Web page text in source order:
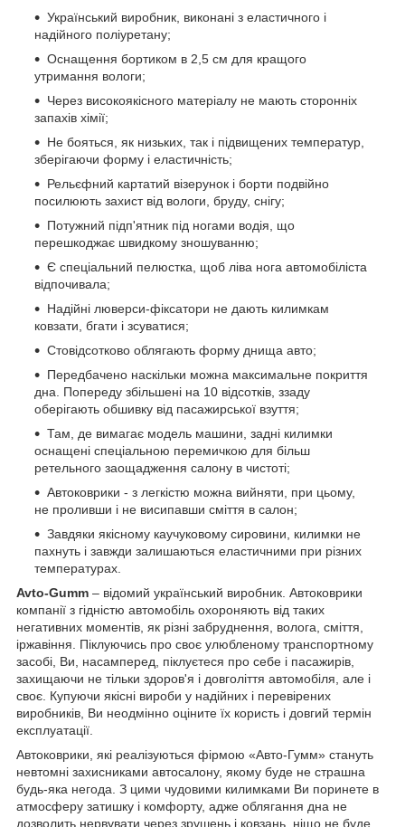
Український виробник, виконані з еластичного і
надійного поліуретану;
Оснащення бортиком в 2,5 см для кращого
утримання вологи;
Через високоякісного матеріалу не мають сторонніх
запахів хімії;
Не бояться, як низьких, так і підвищених температур,
зберігаючи форму і еластичність;
Рельєфний картатий візерунок і борти подвійно
посилюють захист від вологи, бруду, снігу;
Потужний підп'ятник під ногами водія, що
перешкоджає швидкому зношуванню;
Є спеціальний пелюстка, щоб ліва нога автомобіліста
відпочивала;
Надійні люверси-фіксатори не дають килимкам
ковзати, бгати і зсуватися;
Стовідсотково облягають форму днища авто;
Передбачено наскільки можна максимальне покриття
дна. Попереду збільшені на 10 відсотків, ззаду
оберігають обшивку від пасажирської взуття;
Там, де вимагає модель машини, задні килимки
оснащені спеціальною перемичкою для більш
ретельного заощадження салону в чистоті;
Автоковрики - з легкістю можна вийняти, при цьому,
не проливши і не висипавши сміття в салон;
Завдяки якісному каучуковому сировини, килимки не
пахнуть і завжди залишаються еластичними при різних
температурах.
Avto-Gumm – відомий український виробник. Автоковрики
компанії з гідністю автомобіль охороняють від таких
негативних моментів, як різні забруднення, волога, сміття,
іржавіння. Піклуючись про своє улюбленому транспортному
засобі, Ви, насамперед, піклуєтеся про себе і пасажирів,
захищаючи не тільки здоров'я і довголіття автомобіля, але і
своє. Купуючи якісні вироби у надійних і перевірених
виробників, Ви неодмінно оціните їх користь і довгий термін
експлуатації.
Автоковрики, які реалізуються фірмою «Авто-Гумм» стануть
невтомні захисниками автосалону, якому буде не страшна
будь-яка негода. З цими чудовими килимками Ви поринете в
атмосферу затишку і комфорту, адже облягання дна не
дозволить нервувати через зрушень і ковзань, ніщо не буде